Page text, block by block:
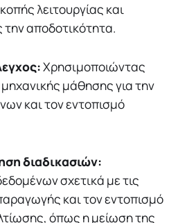
λειτουργίας και
την αποδοτικότητα.
Χρησιμοποιώντας
μάθησης για την
και τον εντοπισμό
διαδικασιών:
σχετικά με τις
και τον εντοπισμό
όπως η μείωση της